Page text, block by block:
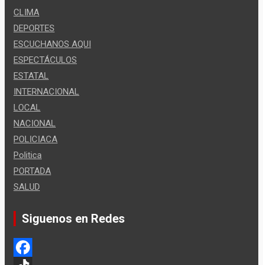
CLIMA
DEPORTES
ESCUCHANOS AQUI
ESPECTÁCULOS
ESTATAL
INTERNACIONAL
LOCAL
NACIONAL
POLICIACA
Politica
PORTADA
SALUD
Siguenos en Redes